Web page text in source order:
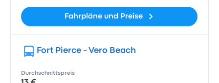
Fahrpläne und Preise
Fort Pierce - Vero Beach
Durchschnittspreis